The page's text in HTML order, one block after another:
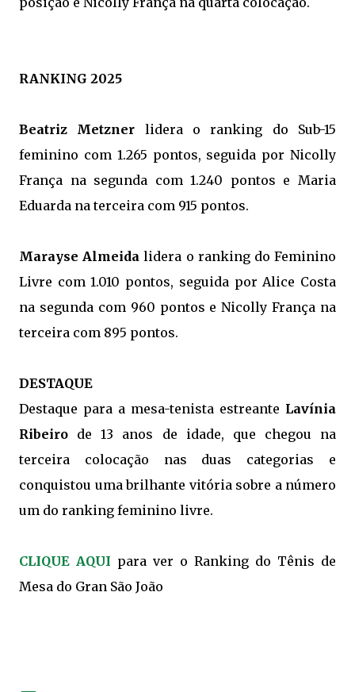
RANKING 2025
Beatriz Metzner lidera o ranking do Sub-15
feminino com 1.265 pontos, seguida por Nicolly
França na segunda com 1.240 pontos e Maria
Eduarda na terceira com 915 pontos.
Marayse Almeida lidera o ranking do Feminino
Livre com 1.010 pontos, seguida por Alice Costa
na segunda com 960 pontos e Nicolly França na
terceira com 895 pontos.
DESTAQUE
Destaque para a mesa-tenista estreante Lavínia
Ribeiro de 13 anos de idade, que chegou na
terceira colocação nas duas categorias e
conquistou uma brilhante vitória sobre a número
um do ranking feminino livre.
CLIQUE AQUI para ver o Ranking do Tênis de
Mesa do Gran São João